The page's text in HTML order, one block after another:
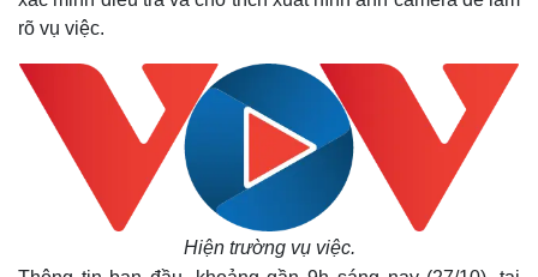
rõ vụ việc.
Hiện trường vụ việc.